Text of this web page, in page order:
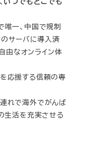
唯一、中国で規制
サーバに導入済
自由なオンライン体
応援する信頼の専
れで海外でがんば
生活を充実させる